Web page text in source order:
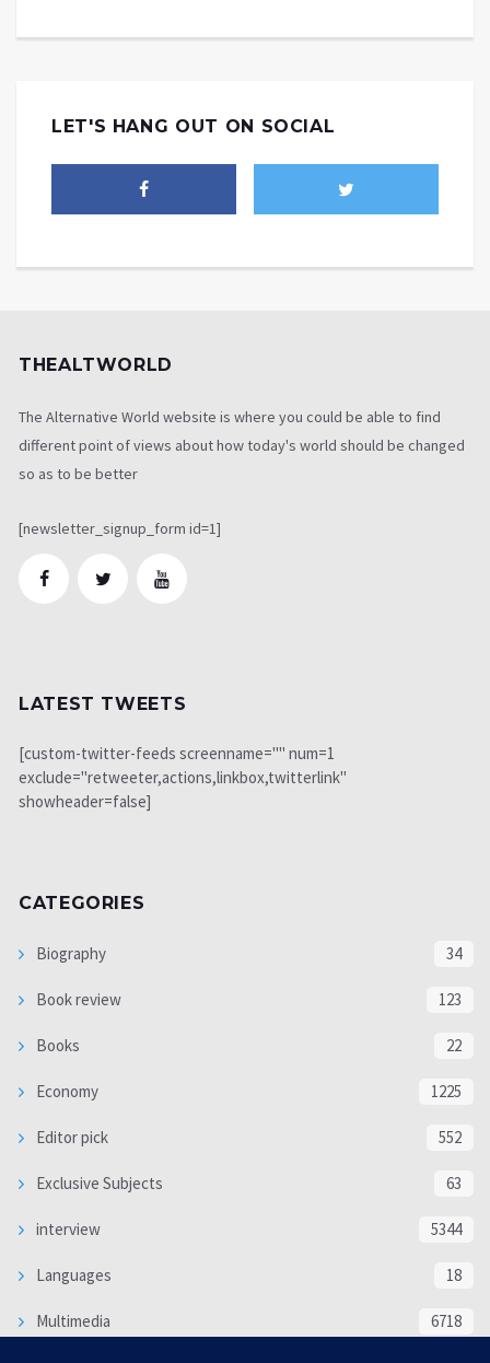
LET'S HANG OUT ON SOCIAL
THEALTWORLD
The Alternative World website is where you could be able to find
different point of views about how today's world should be changed
so as to be better
[newsletter_signup_form id=1]
LATEST TWEETS
[custom-twitter-feeds screenname="" num=1
exclude="retweeter,actions,linkbox,twitterlink"
showheader=false]
CATEGORIES
Biography 34
Book review 123
Books 22
Economy 1225
Editor pick 552
Exclusive Subjects 63
interview 5344
Languages 18
Multimedia 6718